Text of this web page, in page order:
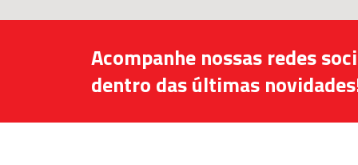
Acompanhe nossas redes
dentro das últimas